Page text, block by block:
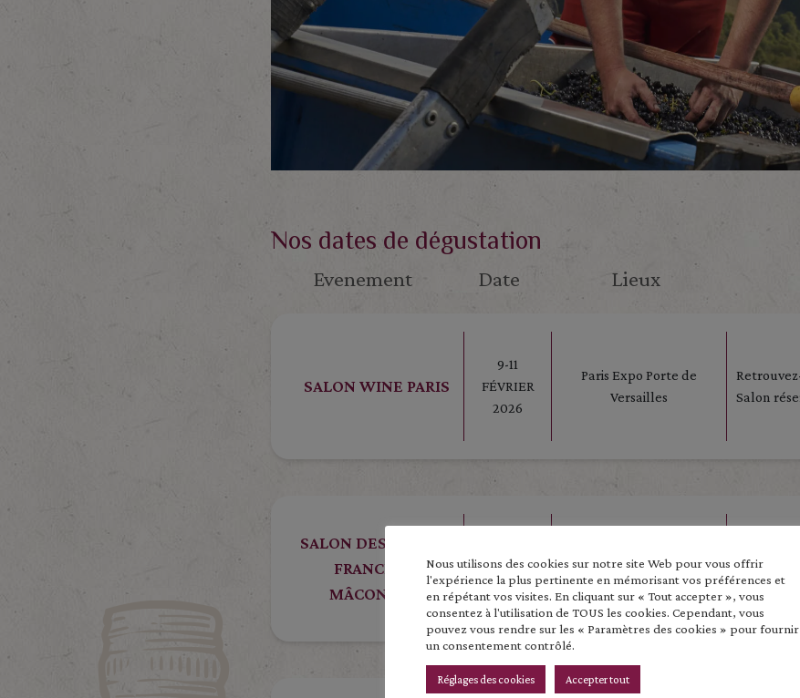
Nos dates de dégustation
Evenement Date Lieux
SALON WINE PARIS
9-11
FÉVRIER
2026
Paris Expo Porte de
Versailles
Salon
SALON DES VINS DE
FRANCE EN
MÂCONNAIS
6, 7 ET 8
MARS 2026
route de Levigny – 71850
CHARNAY LES MACON
Vendredi
Samedi de
Nous utilisons des cookies sur notre site Web pour vous offrir
l'expérience la plus pertinente en mémorisant vos préférences et
en répétant vos visites. En cliquant sur « Tout accepter », vous
consentez à l'utilisation de TOUS les cookies. Cependant, vous
pouvez vous rendre sur les « Paramètres des cookies » pour fournir
un consentement contrôlé.
Réglages des cookies Accepter tout